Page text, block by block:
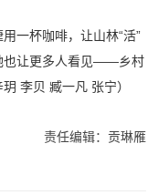
一杯咖啡，让山林“活”
也让更多人看见——乡村
李贝 臧一凡 张宁）
责任编辑：贡琳雁